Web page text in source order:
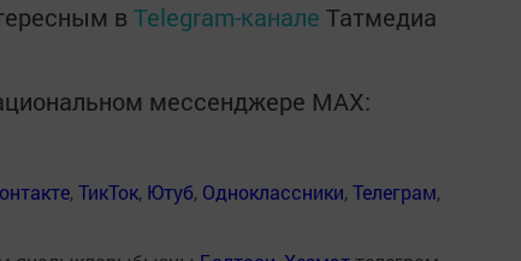
в Telegram-канале Татмедиа
мессенджере MАХ:
,ТикТок, Ютуб, Одноклассники,Телеграм,